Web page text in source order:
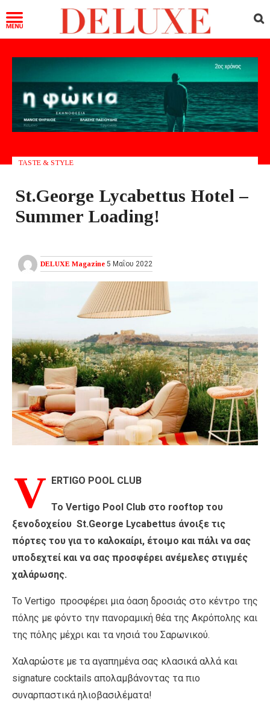
TASTE & STYLE
St.George Lycabettus Hotel –
Summer Loading!
DELUXE Magazine 5 Μαΐου 2022
V ERTIGO POOL CLUB
Το Vertigo Pool Club στo rooftop του
ξενοδοχείου St.George Lycabettus άνοιξε τις
πόρτες του για το καλοκαίρι, έτοιμο και πάλι να σας
υποδεχτεί και να σας προσφέρει ανέμελες στιγμές
χαλάρωσης.
Το Vertigo προσφέρει μια όαση δροσιάς στο κέντρο της
πόλης με φόντο την πανοραμική θέα της Ακρόπολης και
της πόλης μέχρι και τα νησιά του Σαρωνικού.
Χαλαρώστε με τα αγαπημένα σας κλασικά αλλά και
signature cocktails απολαμβάνοντας τα πιο
συναρπαστικά ηλιοβασιλέματα!